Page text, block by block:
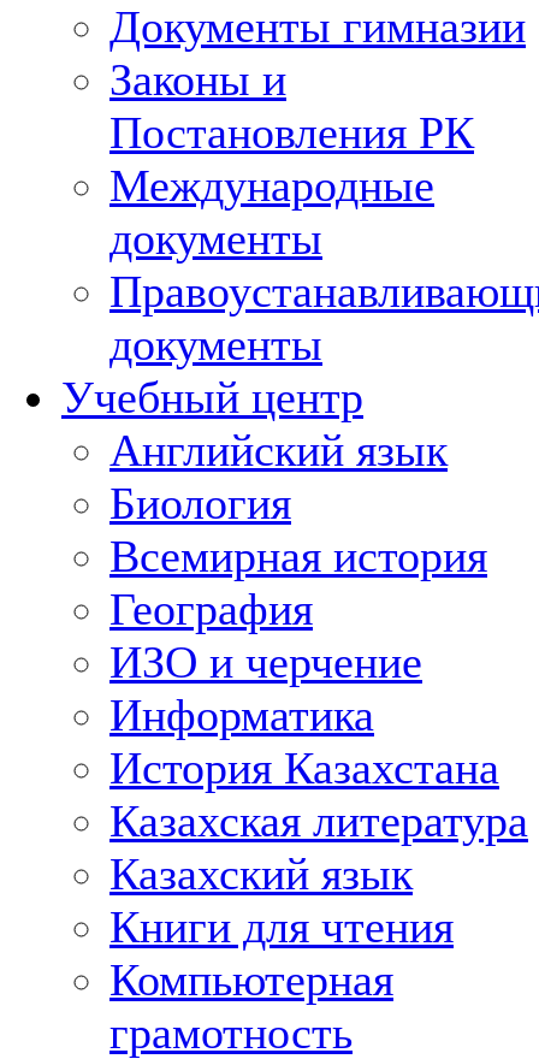
Документы гимназии
Законы и
Постановления РК
Международные
документы
документы
Учебный центр
Английский язык
Биология
Всемирная история
География
ИЗО и черчение
Информатика
История Казахстана
Казахская литература
Казахский язык
Книги для чтения
Компьютерная
грамотность